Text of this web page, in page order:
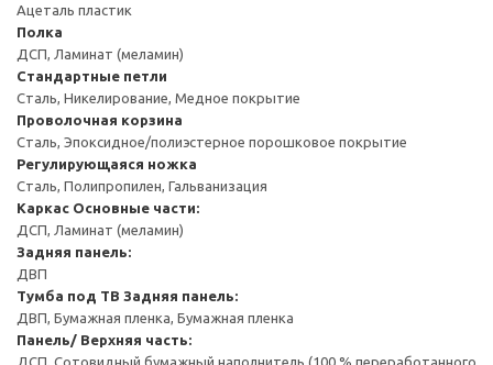
Ацеталь пластик
Полка
ДСП, Ламинат (меламин)
Стандартные петли
Сталь, Никелирование, Медное покрытие
Проволочная корзина
Сталь, Эпоксидное/полиэстерное порошковое покрытие
Регулирующаяся ножка
Сталь, Полипропилен, Гальванизация
Каркас Основные части:
ДСП, Ламинат (меламин)
Задняя панель:
ДВП
Тумба под ТВ Задняя панель:
ДВП, Бумажная пленка, Бумажная пленка
Панель/ Верхняя часть:
ДСП, Сотовидный бумажный наполнитель (100 % переработанного